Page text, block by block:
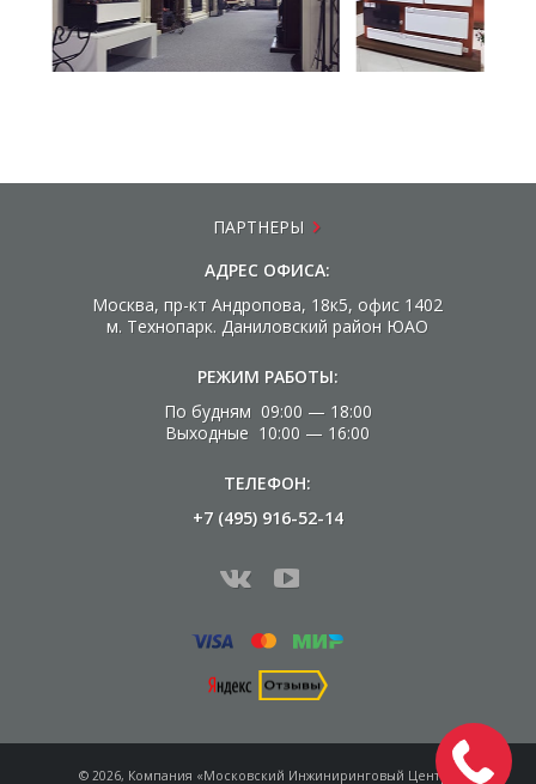
ПАРТНЕРЫ
АДРЕС ОФИСА:
Москва, пр-кт Андропова, 18к5, офис 1402
м. Технопарк. Даниловский район ЮАО
РЕЖИМ РАБОТЫ:
По будням 09:00 — 18:00
Выходные 10:00 — 16:00
ТЕЛЕФОН:
+7 (495) 916-52-14
© 2026, Компания «Московский Инжиниринговый Центр»